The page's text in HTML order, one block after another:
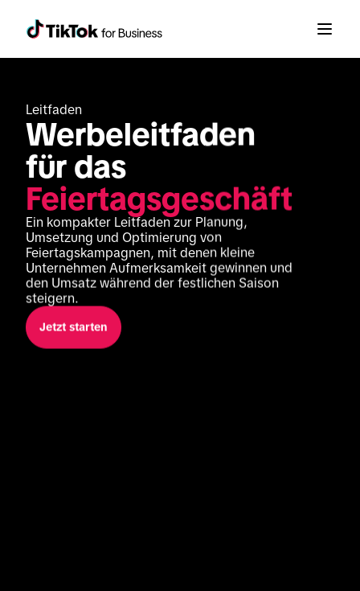
Leitfaden
Werbeleitfaden
Feiertagsgeschäft
Ein kompakter Leitfaden zur Planung,
Umsetzung und Optimierung von
Feiertagskampagnen, mit denen kleine
Unternehmen Aufmerksamkeit gewinnen und
den Umsatz während der festlichen Saison
steigern.
Jetzt starten